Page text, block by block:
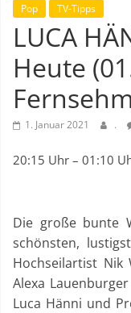
Pop TV-Tipps
LUCA
Heute
1. Januar 2021 .
20:15 Uhr – 01:10
Die große bunte
schönsten,
Hochseilartist Nik
Alexa
Luca Hänni und